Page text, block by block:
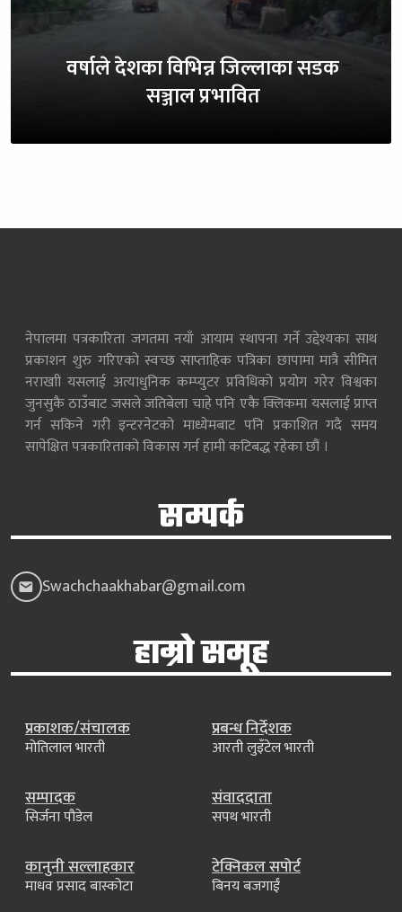
वर्षाले देशका विभिन्न जिल्लाका सडक
सञ्जाल प्रभावित
नेपालमा पत्रकारिता जगतमा नयाँ आयाम स्थापना गर्ने उद्देश्यका साथ
प्रकाशन शुरु गरिएको स्वच्छ साप्ताहिक पत्रिका छापामा मात्रै सीमित
नराखाी यसलाई अत्याधुनिक कम्प्युटर प्रविधिको प्रयोग गरेर विश्वका
जुनसुकै ठाउँबाट जसले जतिबेला चाहे पनि एकै क्लिकमा यसलाई प्राप्त
गर्न सकिने गरी इन्टरनेटको माध्येमबाट पनि प्रकाशित गदै समय
सापेक्षित पत्रकारिताको विकास गर्न हामी कटिबद्ध रहेका छौं ।
सम्पर्क
Swachchaakhabar@gmail.com
हाम्रो समूह
प्रकाशक/संचालक
मोतिलाल भारती
प्रबन्ध निर्देशक
आरती लुइँटेल भारती
सम्पादक
सिर्जना पौडेल
संवाददाता
सपथ भारती
कानुनी सल्लाहकार
माधव प्रसाद बास्कोटा
टेक्निकल सपोर्ट
बिनय बजगाईं